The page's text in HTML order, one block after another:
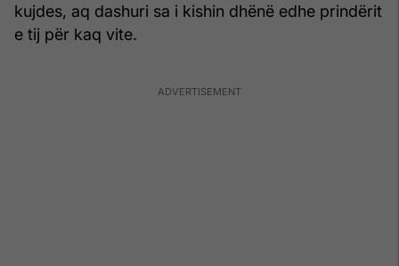
kujdes, aq dashuri sa i kishin dhënë edhe prindërit
e tij për kaq vite.